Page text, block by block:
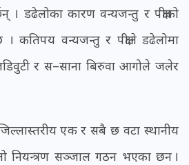
। डढेलोका कारण वन्यजन्तु र पंक्षीको
कतिपय वन्यजन्तु र पंक्षीले डढेलोमा
र स–साना बिरुवा आगोले जलेर
एक र सबै छ वटा स्थानीय
नियन्त्रण सञ्जाल गठन भएका छन ।